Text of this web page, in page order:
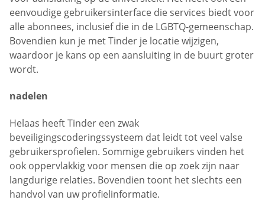
eenvoudige gebruikersinterface die services biedt voor
alle abonnees, inclusief die in de LGBTQ-gemeenschap.
Bovendien kun je met Tinder je locatie wijzigen,
waardoor je kans op een aansluiting in de buurt groter
wordt.
nadelen
Helaas heeft Tinder een zwak
beveiligingscoderingssysteem dat leidt tot veel valse
gebruikersprofielen. Sommige gebruikers vinden het
ook oppervlakkig voor mensen die op zoek zijn naar
langdurige relaties. Bovendien toont het slechts een
handvol van uw profielinformatie.